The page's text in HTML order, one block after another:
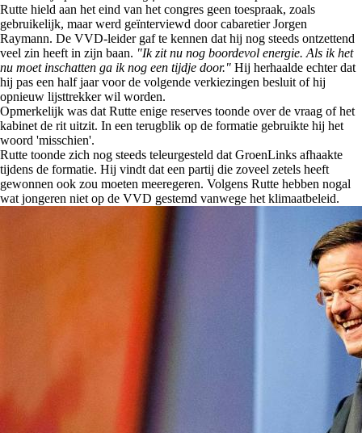
Rutte hield aan het eind van het congres geen toespraak, zoals
gebruikelijk, maar werd geïnterviewd door cabaretier Jorgen
Raymann. De VVD-leider gaf te kennen dat hij nog steeds ontzettend
veel zin heeft in zijn baan. "Ik zit nu nog boordevol energie. Als ik het
nu moet inschatten ga ik nog een tijdje door." Hij herhaalde echter dat
hij pas een half jaar voor de volgende verkiezingen besluit of hij
opnieuw lijsttrekker wil worden.
Opmerkelijk was dat Rutte enige reserves toonde over de vraag of het
kabinet de rit uitzit. In een terugblik op de formatie gebruikte hij het
woord 'misschien'.
Rutte toonde zich nog steeds teleurgesteld dat GroenLinks afhaakte
tijdens de formatie. Hij vindt dat een partij die zoveel zetels heeft
gewonnen ook zou moeten meeregeren. Volgens Rutte hebben nogal
wat jongeren niet op de VVD gestemd vanwege het klimaatbeleid.